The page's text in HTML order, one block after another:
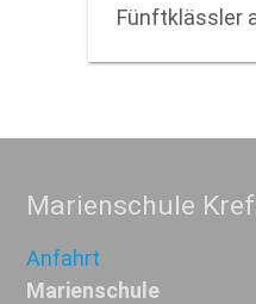
Fünftklässler
Marienschule
Anfahrt
Marienschule